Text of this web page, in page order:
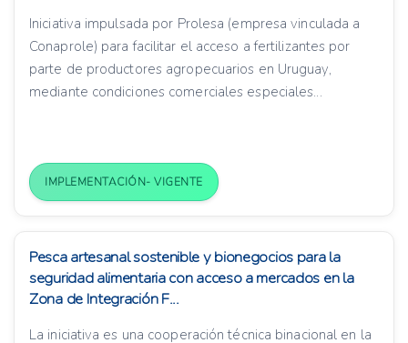
Iniciativa impulsada por Prolesa (empresa vinculada a
Conaprole) para facilitar el acceso a fertilizantes por
parte de productores agropecuarios en Uruguay,
mediante condiciones comerciales especiales...
IMPLEMENTACIÓN- VIGENTE
Pesca artesanal sostenible y bionegocios para la
seguridad alimentaria con acceso a mercados en la
Zona de Integración F...
La iniciativa es una cooperación técnica binacional en la